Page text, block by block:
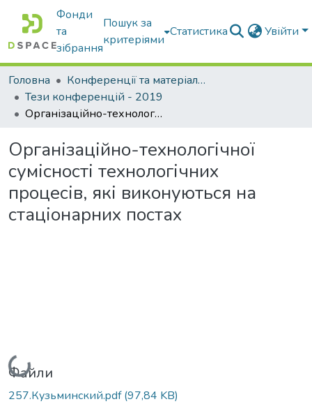
Фонди
та
зібрання
Пошук за
критеріями
Статистика Увійти
Головна
Конференції та матеріали конференцій
Тези конференцій - 2019
Організаційно-технологічної сумісності технологічних процесів, які виконуються на стаціонарних постах
Організаційно-технологічної
сумісності технологічних
процесів, які виконуються на
стаціонарних постах
Вантажиться...
Файли
257.Кузьминский.pdf(97,84 KB)